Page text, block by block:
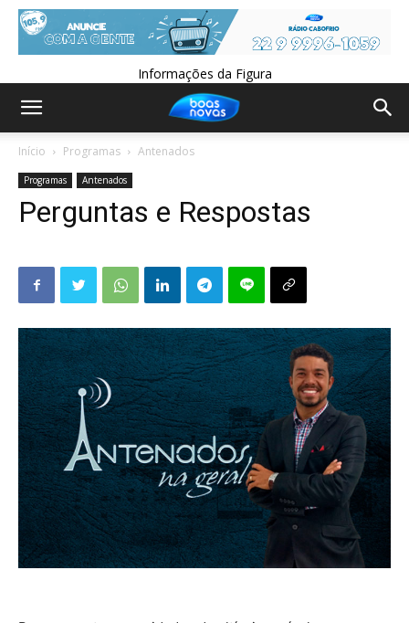
Informações da Figura
Início Programas Antenados
Programas Antenados
Perguntas e Respostas